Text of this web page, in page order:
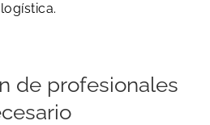
de profesionales